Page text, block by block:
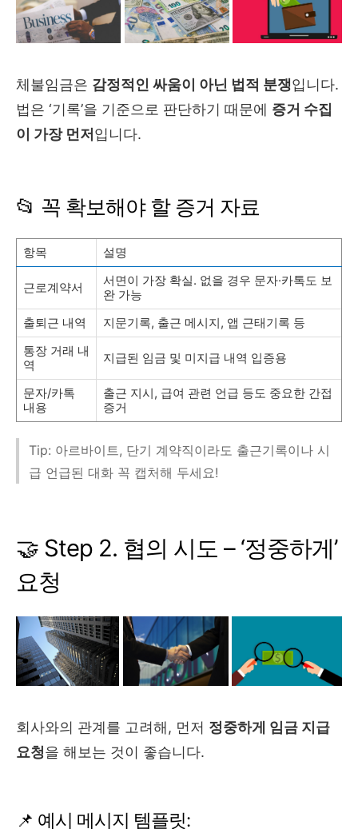
체불임금은 감정적인 싸움이 아닌 법적 분쟁입니다.
법은 ‘기록’을 기준으로 판단하기 때문에 증거 수집
이 가장 먼저 입니다.
📂 꼭 확보해야 할 증거 자료
항목 설명
근로계약서
서면이 가장 확실. 없을 경우 문자·카톡도 보
완 가능
출퇴근 내역
지문기록, 출근 메시지, 앱 근태기록 등
통장 거래 내
역
지급된 임금 및 미지급 내역 입증용
문자/카톡
내용
출근 지시, 급여 관련 언급 등도 중요한 간접
증거
Tip: 아르바이트, 단기 계약직이라도 출근기록이나 시
급 언급된 대화 꼭 캡처해 두세요!
🤝 Step 2. 협의 시도 – ‘정중하게’
요청
회사와의 관계를 고려해, 먼저 정중하게 임금 지급
요청을 해보는 것이 좋습니다.
📌 예시 메시지 템플릿: